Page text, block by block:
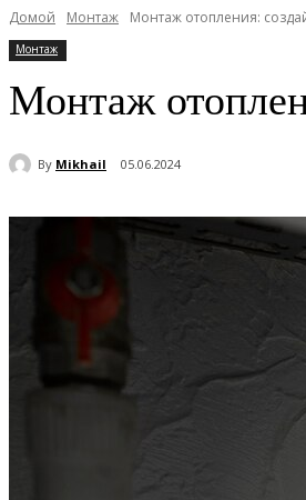
Домой Монтаж Монтаж отопления:
Монтаж
Монтаж
By Mikhail 05.06.2024